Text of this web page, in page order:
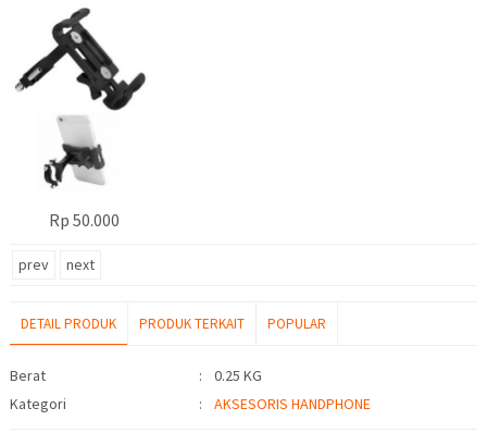
Rp 50.000
prev next
DETAIL PRODUK PRODUK TERKAIT POPULAR
Detail Produk
Berat :
0.25 KG
Kategori
: AKSESORIS HANDPHONE